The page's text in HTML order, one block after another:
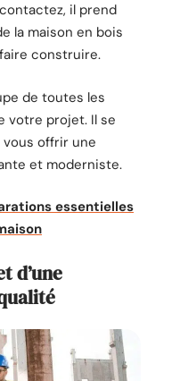
il prend
la maison en bois
construire.
de toutes les
votre projet. Il se
offrir une
et moderniste.
essentielles
d’une